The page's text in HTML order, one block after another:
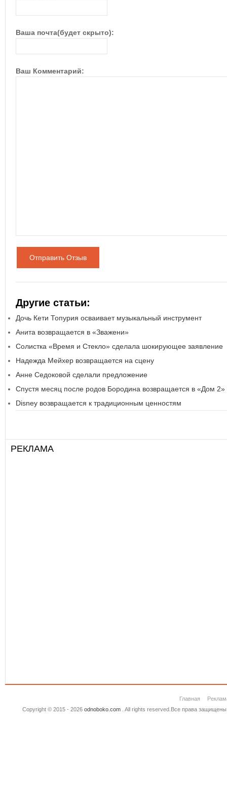
Ваша почта(будет скрыто):
Ваш Комментарий:
Отправить Отзыв
Другие статьи:
Дочь Кети Топурия осваивает музыкальный инструмент
Анита возвращается в «Зважени»
Солистка «Время и Стекло» сделала шокирующее заявление
Надежда Мейхер возвращается на сцену
Анне Седоковой сделали предложение
Спустя месяц после родов Бородина возвращается в «Дом 2»
Disney возвращается к традиционным ценностям
РЕКЛАМА
Главная
Copyright © 2015 - 2026 odnoboko.com. All rights reserved.Все права защищены.